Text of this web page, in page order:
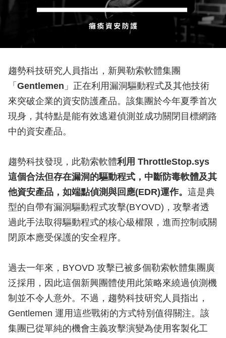
趨勢科技研究人員指出，新興勒索軟體集團
「 Gentlemen 」正在利用漏洞驅動程式及其他技術
來突破企業的資安防護產品。該集團於今年夏季首次
現身，其特點是能有效逃避偵測並成功關閉目標網路
中的資安產品。
趨勢科技發現，此勒索軟體利用 ThrottleStop.sys
這個合法但存在漏洞的驅動程式，中斷防毒軟體及其
他資安產品，如端點偵測與回應(EDR)運作。 這是典
型的自帶有漏洞驅動程式攻擊(BYOVD)，攻擊者透
過此手法取得驅動程式的核心級權限，進而控制或關
閉原本應受保護的安全程序。
過去一年來，BYOVD 攻擊已被多個勒索軟體集團廣
泛採用，因此這個新興團體使用此策略來繞過偵測機
制並不令人意外。不過，趨勢科技研究人員指出，
Gentlemen 運用這些戰術的方式特別值得關注。該
集團已從單純的機會主義攻擊演變為使用客製化工